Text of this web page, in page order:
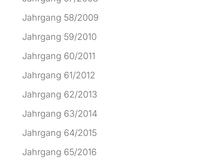
Jahrgang 58/2009
Jahrgang 59/2010
Jahrgang 60/2011
Jahrgang 61/2012
Jahrgang 62/2013
Jahrgang 63/2014
Jahrgang 64/2015
Jahrgang 65/2016